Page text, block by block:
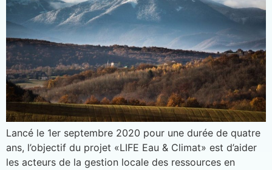
Lancé le 1er septembre 2020 pour une durée de quatre
ans, l’objectif du projet «LIFE Eau & Climat» est d’aider
les acteurs de la gestion locale des ressources en